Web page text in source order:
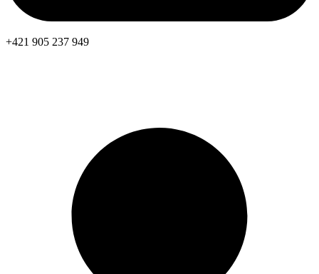
+421 905 237 949